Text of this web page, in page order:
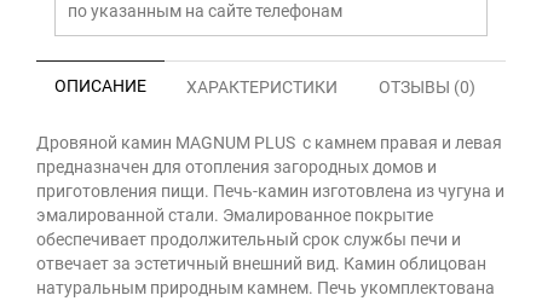
по указанным на сайте телефонам
ОПИСАНИЕ ХАРАКТЕРИСТИКИ ОТЗЫВЫ (0)
Дровяной камин MAGNUM PLUS с камнем правая и левая
предназначен для отопления загородных домов и
приготовления пищи. Печь-камин изготовлена из чугуна и
эмалированной стали. Эмалированное покрытие
обеспечивает продолжительный срок службы печи и
отвечает за эстетичный внешний вид. Камин облицован
натуральным природным камнем. Печь укомплектована